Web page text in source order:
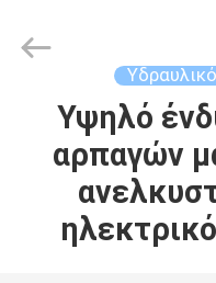
ΣΠΊΤΙ
ΠΡΟΪΌΝΤΑ
ΒΊΝΤΕΟ
GROUP
Υψηλό
αρπαγών